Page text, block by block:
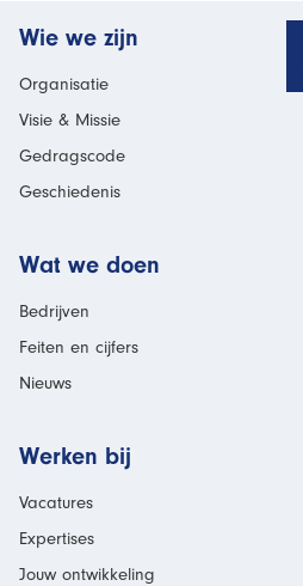
Wie we zijn
Organisatie
Visie & Missie
Gedragscode
Geschiedenis
Wat we doen
Bedrijven
Feiten en cijfers
Nieuws
Werken bij
Vacatures
Expertises
Jouw ontwikkeling